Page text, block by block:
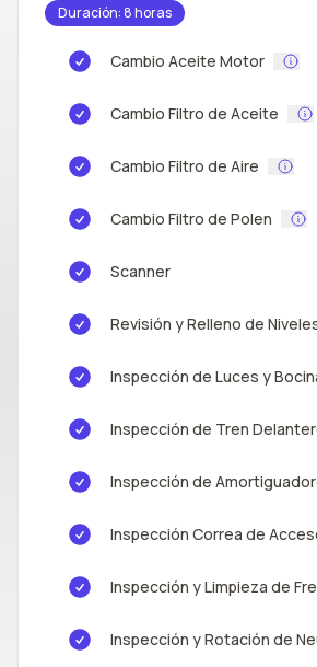
Duración: 8 horas
Cambio Aceite Motor
Cambio Filtro de Aceite
Cambio Filtro de Aire
Cambio Filtro de Polen
Scanner
Revisión y Relleno de
Inspección de Luces y
Inspección de Tren
Inspección de
Inspección Correa de
Inspección y Limpieza de
Inspección y Rotación de